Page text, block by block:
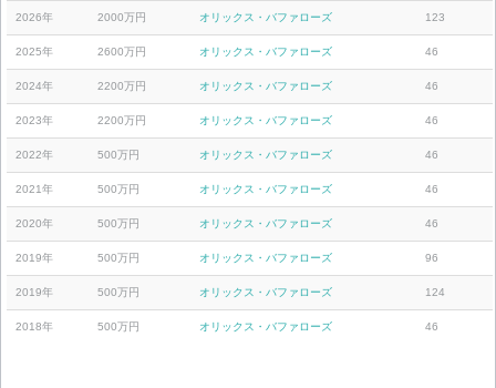
2026年 2000万円 オリックス・バファローズ 123
2025年 2600万円 オリックス・バファローズ 46
2024年 2200万円 オリックス・バファローズ 46
2023年 2200万円 オリックス・バファローズ 46
2022年 500万円 オリックス・バファローズ 46
2021年 500万円 オリックス・バファローズ 46
2020年 500万円 オリックス・バファローズ 46
2019年 500万円 オリックス・バファローズ 96
2019年 500万円 オリックス・バファローズ 124
2018年 500万円 オリックス・バファローズ 46